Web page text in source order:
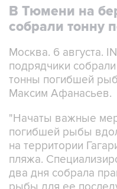
В Тюмени на
собрали тонну
Москва. 6 августа.
подрядчики
тонны погибшей
Максим Афанасьев.
"Начаты важные
погибшей рыбы
на территории
пляжа.
два дня собрала